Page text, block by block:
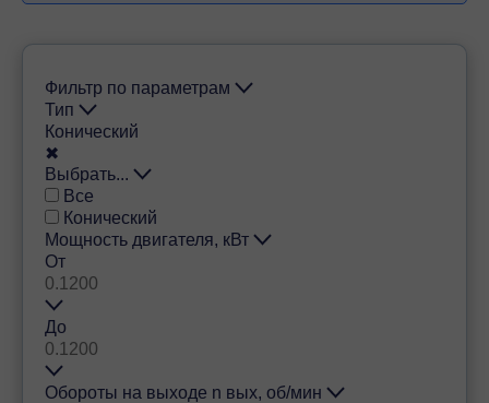
Фильтр по параметрам
Тип
Конический
✖
Выбрать...
Все
Конический
Мощность двигателя, кВт
От
До
Обороты на выходе n вых, об/мин